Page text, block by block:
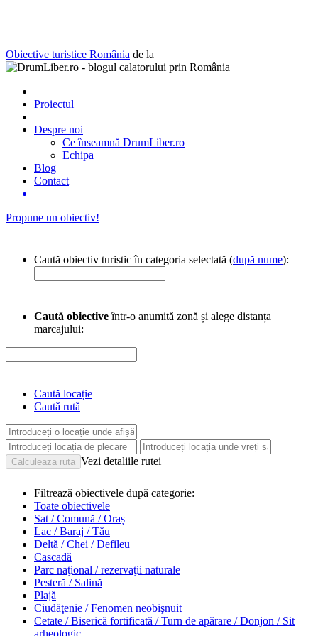
Obiective turistice România de la
Proiectul
Despre noi
Ce înseamnă DrumLiber.ro
Echipa
Blog
Contact
Propune un obiectiv!
Caută obiectiv turistic în categoria selectată (după nume):
Caută obiectiveîntr-o anumită zonă și alege distanța
marcajului:
Caută locație
Caută rută
Vezi detaliile rutei
Filtrează obiectivele după categorie:
Toate obiectivele
Sat / Comună / Oraș
Lac / Baraj / Tău
Deltă / Chei / Defileu
Cascadă
Parc naţional / rezervaţii naturale
Pesteră / Salină
Plajă
Ciudăţenie / Fenomen neobişnuit
Cetate / Biserică fortificată / Turn de apărare / Donjon / Sit
arheologic